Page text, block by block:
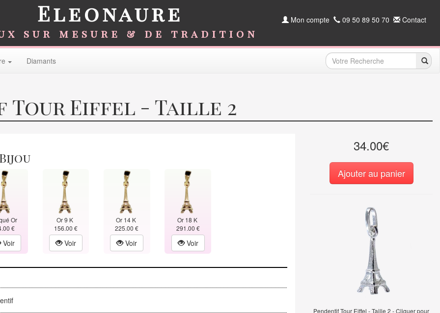
Eleonaure
sur mesure & de tradition
Mon compte 09 50 89 50 70 Contact
Diamants
Tour Eiffel - Taille 2
34.00€
Ajouter au panier
Pendentif Tour Eiffel - Taille 2 - Cliquer pour
Or
€
Voir
Or 9 K
156.00 €
Voir
Or 14 K
225.00 €
Voir
Or 18 K
291.00 €
Voir